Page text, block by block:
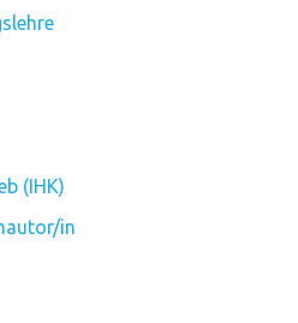
(IHK)
in